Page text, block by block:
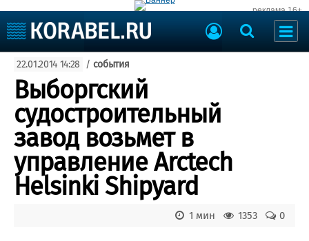
реклама 16+
Судоходство
Судоремонт
События
Пресс-релизы
Порты
Рыболовство
ВМФ
Образование
Яхты и катера
Еще
Торговая площадка
Доска объявлений
22.01.2014 14:28 / события
Выборгский
судостроительный
завод возьмет в
управление Arctech
Helsinki Shipyard
0
1353
1 мин